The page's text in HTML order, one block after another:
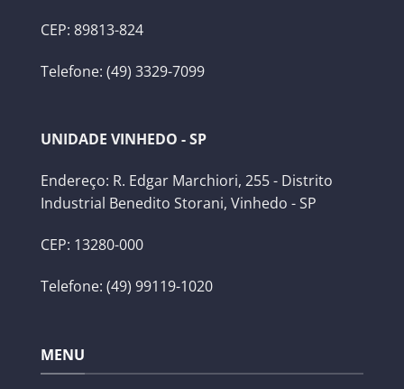
CEP: 89813-824
Telefone: (49) 3329-7099
UNIDADE VINHEDO - SP
Endereço: R. Edgar Marchiori, 255 - Distrito
Industrial Benedito Storani, Vinhedo - SP
CEP: 13280-000
Telefone: (49) 99119-1020
MENU